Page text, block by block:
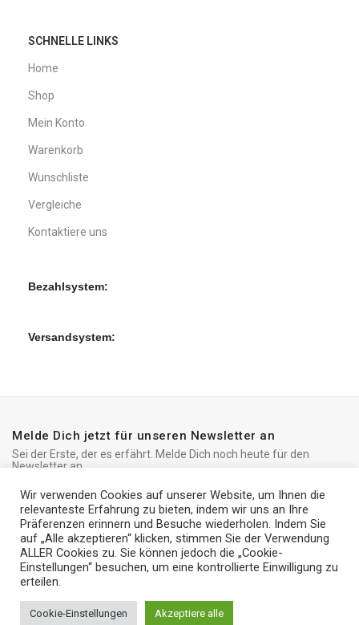
SCHNELLE LINKS
Home
Shop
Mein Konto
Warenkorb
Wunschliste
Vergleiche
Kontaktiere uns
Bezahlsystem:
Versandsystem:
Melde Dich jetzt für unseren Newsletter an
Sei der Erste, der es erfährt. Melde Dich noch heute für den
Newsletter an
iRedo 2021 CREATED BYIT Trade Services Ltd.
Pro 15″ Core
i7, 8 GB, 512 GB
1,511
500
Wir verwenden Cookies auf unserer Website, um Ihnen die
relevanteste Erfahrung zu bieten, indem wir uns an Ihre
Präferenzen erinnern und Besuche wiederholen. Indem Sie
auf „Alle akzeptieren“ klicken, stimmen Sie der Verwendung
ALLER Cookies zu. Sie können jedoch die „Cookie-
Einstellungen“ besuchen, um eine kontrollierte Einwilligung zu
erteilen.
Cookie-Einstellungen Akzeptiere alle